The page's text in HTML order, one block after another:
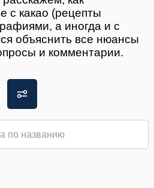
с какао (рецепты
а иногда и с
объяснить все нюансы
и комментарии.